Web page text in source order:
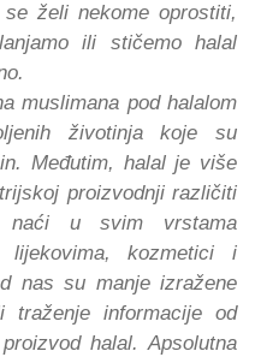
želi nekome oprostiti,
ili stičemo halal
muslimana pod halalom
životinja koje su
Međutim, halal je više
proizvodnji različiti
naći u svim vrstama
lijekovima, kozmetici i
nas su manje izražene
traženje informacije od
halal. Apsolutna